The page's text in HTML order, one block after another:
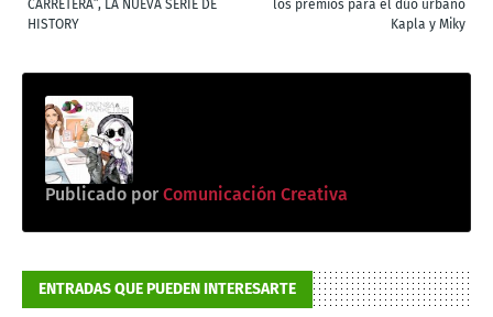
los premios para el dúo urbano
Kapla y Miky
CARRETERA”, LA NUEVA SERIE DE
HISTORY
Publicado por Comunicación Creativa
ENTRADAS QUE PUEDEN INTERESARTE